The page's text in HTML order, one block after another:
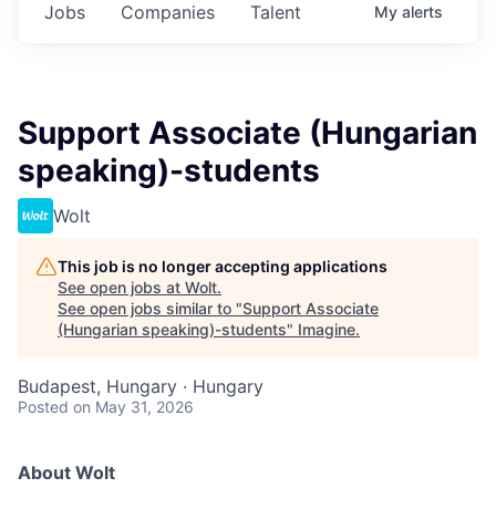
Jobs Companies Talent My alerts
Support Associate (Hungarian
speaking)-students
Wolt
This job is no longer accepting applications
See open jobs at Wolt.
See open jobs similar to "Support Associate
(Hungarian speaking)-students" Imagine.
Budapest, Hungary · Hungary
Posted on May 31, 2026
About Wolt